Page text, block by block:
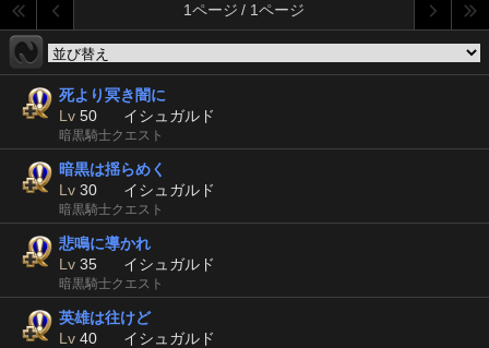
1ページ / 1ページ
死より冥き闇に
Lv 50 イシュガルド
暗黒騎士クエスト
暗黒は揺らめく
Lv 30 イシュガルド
暗黒騎士クエスト
悲鳴に導かれ
Lv 35 イシュガルド
暗黒騎士クエスト
英雄は往けど
Lv 40 イシュガルド